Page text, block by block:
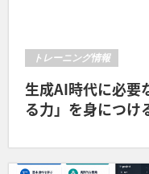
トレーニング情報
生成AI時代に必要
る力」を身につけ